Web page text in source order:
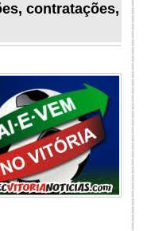
contratações,